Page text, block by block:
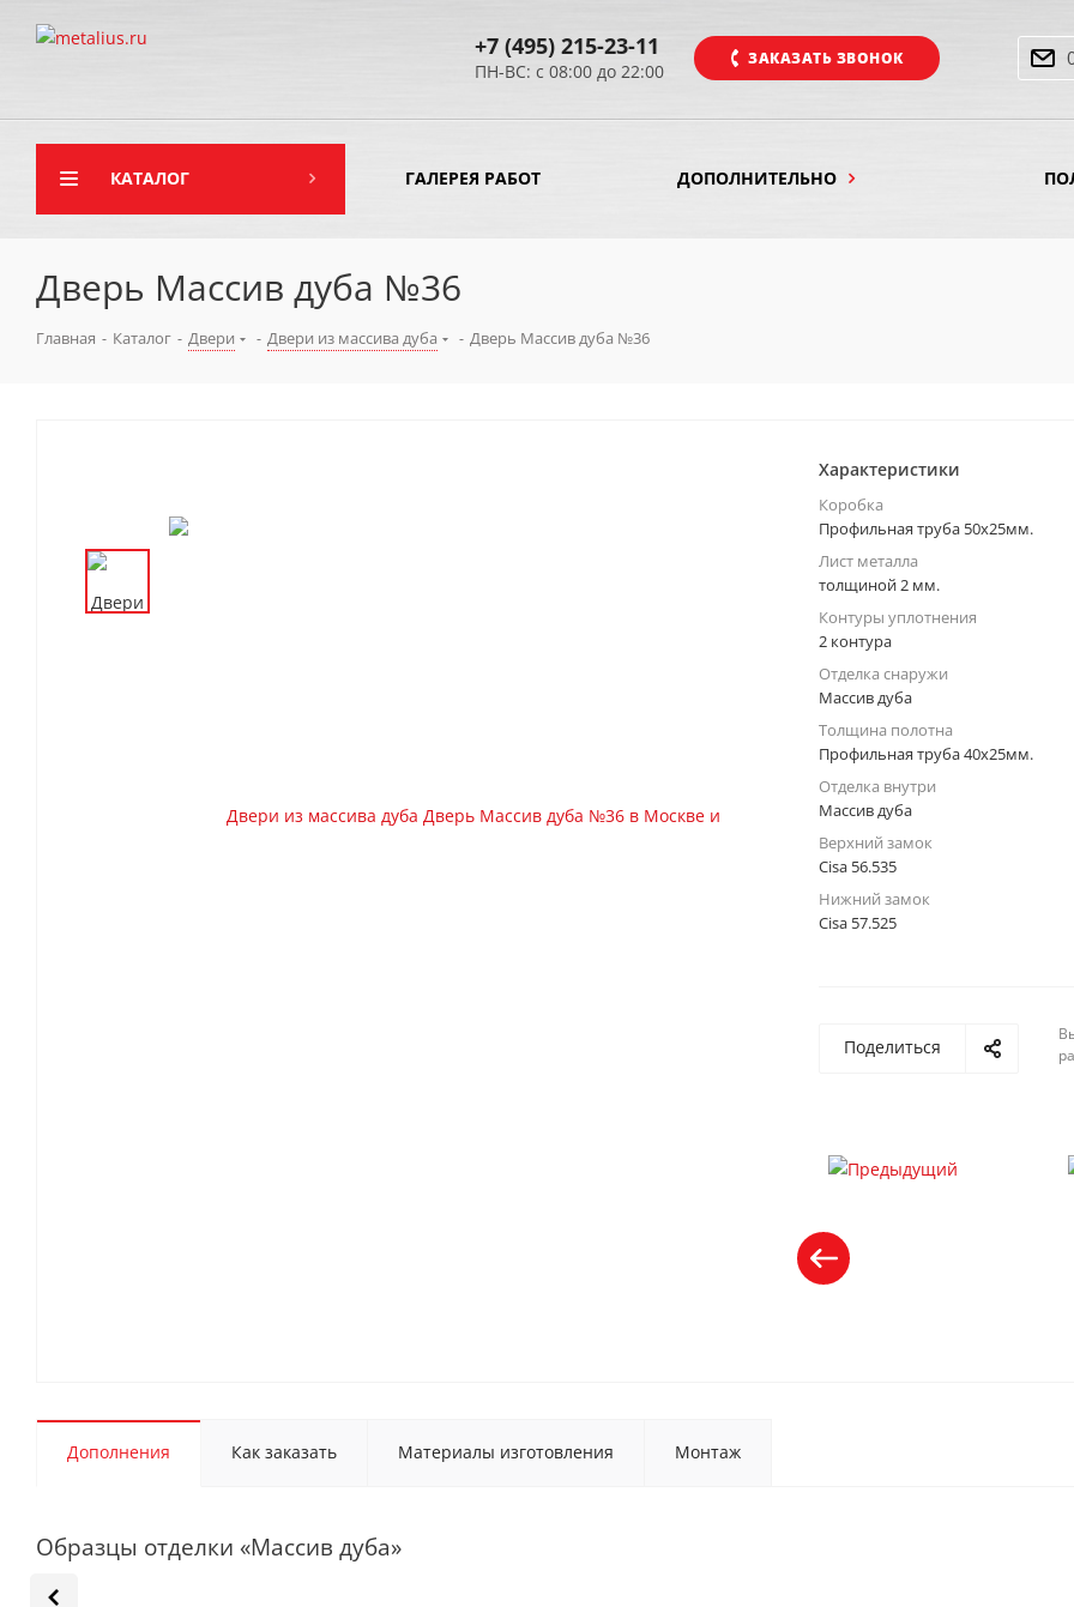
ЗАКАЗАТЬ ЗВОНОК
+7 (495) 215-23-11
ПН-ВС: с 08:00 до 22:00
КАТАЛОГ ГАЛЕРЕЯ РАБОТ ДОПОЛНИТЕЛЬНО
Дверь Массив дуба №36
Главная - Каталог - Двери - Двери из массива дуба - Дверь Массив дуба №36
Характеристики
Коробка
Профильная труба 50х25мм.
Лист металла
толщиной 2 мм.
Контуры уплотнения
2 контура
Отделка снаружи
Массив дуба
Толщина полотна
Профильная труба 40х25мм.
Отделка внутри
Массив дуба
Верхний замок
Cisa 56.535
Нижний замок
Cisa 57.525
Поделиться
Дополнения Как заказать Материалы изготовления Монтаж
Образцы отделки «Массив дуба»